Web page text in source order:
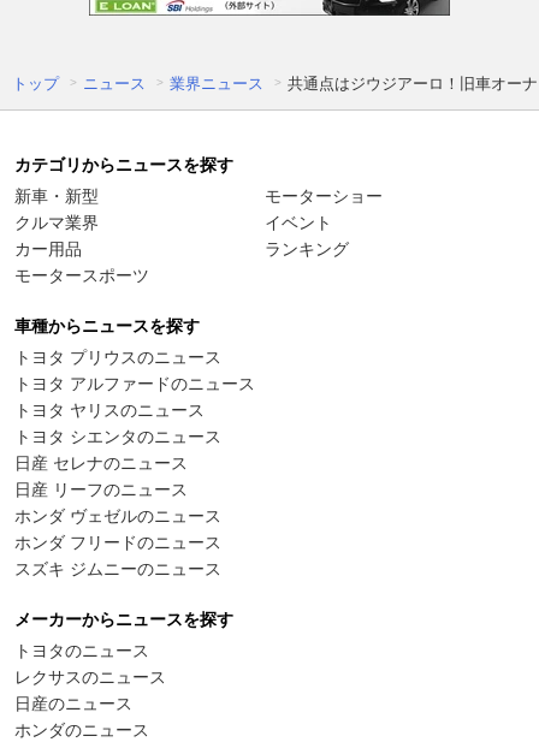
トップ ニュース 業界ニュース 共通点はジウジアーロ！旧車オー
カテゴリからニュースを探す
新車・新型
クルマ業界
カー用品
モータースポーツ
モーターショー
イベント
ランキング
車種からニュースを探す
トヨタ プリウスのニュース
トヨタ アルファードのニュース
トヨタ ヤリスのニュース
トヨタ シエンタのニュース
日産 セレナのニュース
日産 リーフのニュース
ホンダ ヴェゼルのニュース
ホンダ フリードのニュース
スズキ ジムニーのニュース
メーカーからニュースを探す
トヨタのニュース
レクサスのニュース
日産のニュース
ホンダのニュース